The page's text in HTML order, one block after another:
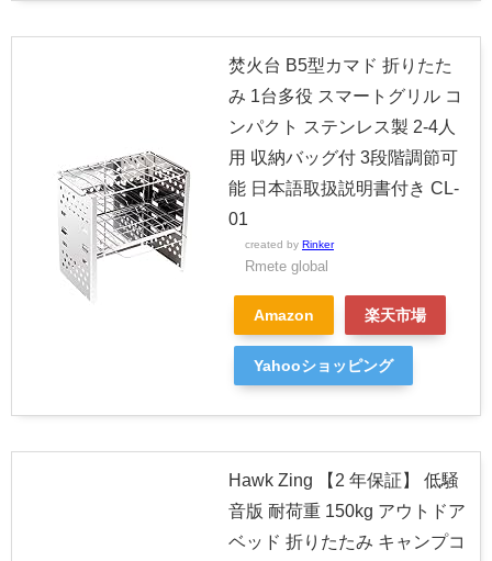
焚火台 B5型カマド 折りたた
み 1台多役 スマートグリル コ
ンパクト ステンレス製 2-4人
用 収納バッグ付 3段階調節可
能 日本語取扱説明書付き CL-
01
created by Rinker
Rmete global
Amazon 楽天市場
Yahooショッピング
Hawk Zing 【2 年保証】 低騒
音版 耐荷重 150kg アウトドア
ベッド 折りたたみ キャンプコ